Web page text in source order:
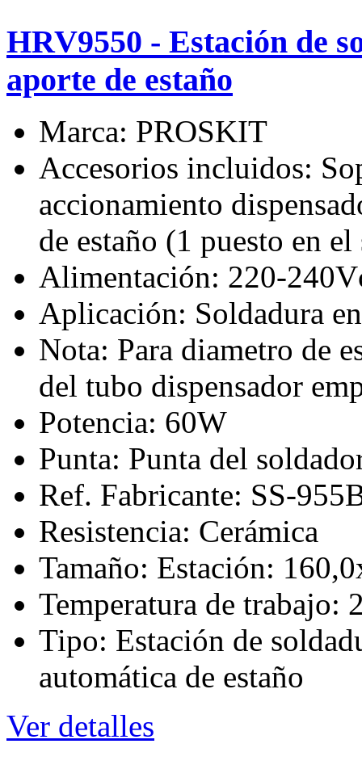
HRV9550 - Estación de
aporte de estaño
Marca: PROSKIT
Accesorios incluidos:
accionamiento
de estaño (1 puesto en
Alimentación: 220-
Aplicación: Soldadura
Nota: Para diametro de
del tubo dispensador
Potencia: 60W
Punta: Punta del
Ref. Fabricante: SS-
Resistencia: Cerámica
Tamaño: Estación:
Temperatura de trabajo:
Tipo: Estación de
automática de estaño
Ver detalles